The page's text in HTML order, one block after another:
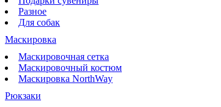
Разное
Для собак
Маскировка
Маскировочная сетка
Маскировочный костюм
Маскировка NorthWay
Рюкзаки